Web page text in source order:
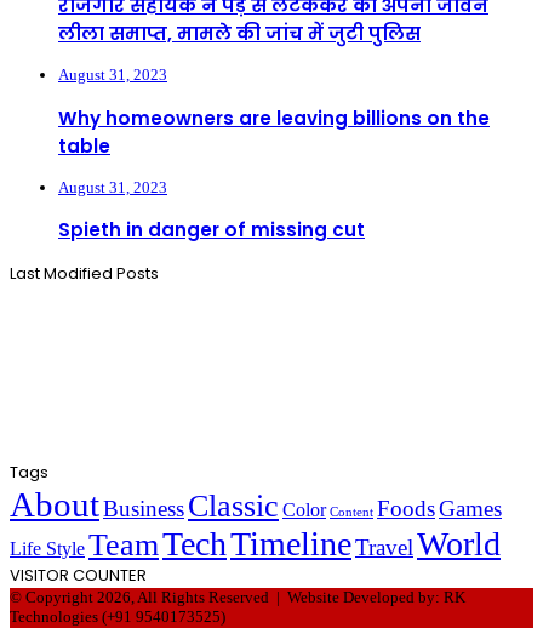
रोजगार सहायक ने पेड़ से लटककर की अपनी जीवन
लीला समाप्त, मामले की जांच में जुटी पुलिस
August 31, 2023
Why homeowners are leaving billions on the
table
August 31, 2023
Spieth in danger of missing cut
Last Modified Posts
Tags
AboutBusinessClassic Color Content FoodsGames
Life StyleTeamTechTimelineTravelWorld
VISITOR COUNTER
© Copyright 2026, All Rights Reserved | Website Developed by: RK
Technologies (+91 9540173525)